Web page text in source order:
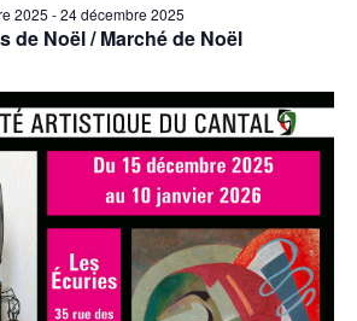
de Noël / Marché de Noël
2025 -24 décembre 2025